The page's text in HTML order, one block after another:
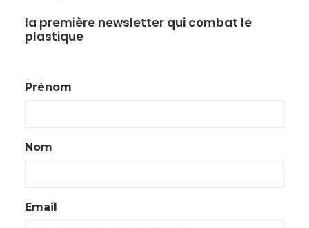
la première newsletter qui combat le
plastique
Prénom
Nom
Email